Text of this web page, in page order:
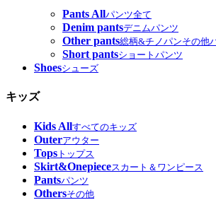
Pants Allパンツ全て
Denim pantsデニムパンツ
Other pants総柄&チノパンその他
Short pantsショートパンツ
Shoesシューズ
キッズ
Kids Allすべてのキッズ
Outerアウター
Tops トップス
Skirt&Onepieceスカート＆ワンピース
Pantsパンツ
Othersその他